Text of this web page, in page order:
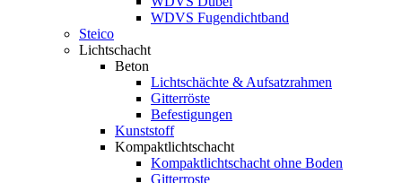
WDVS Fugendichtband
Steico
Lichtschacht
Beton
Lichtschächte & Aufsatzrahmen
Gitterröste
Befestigungen
Kunststoff
Kompaktlichtschacht
Kompaktlichtschacht ohne Boden
Gitterroste